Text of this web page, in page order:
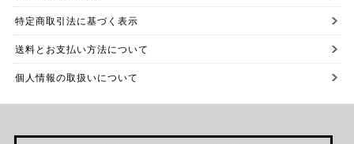
特定商取引法に基づく表示
送料とお支払い方法について
個人情報の取扱いについて